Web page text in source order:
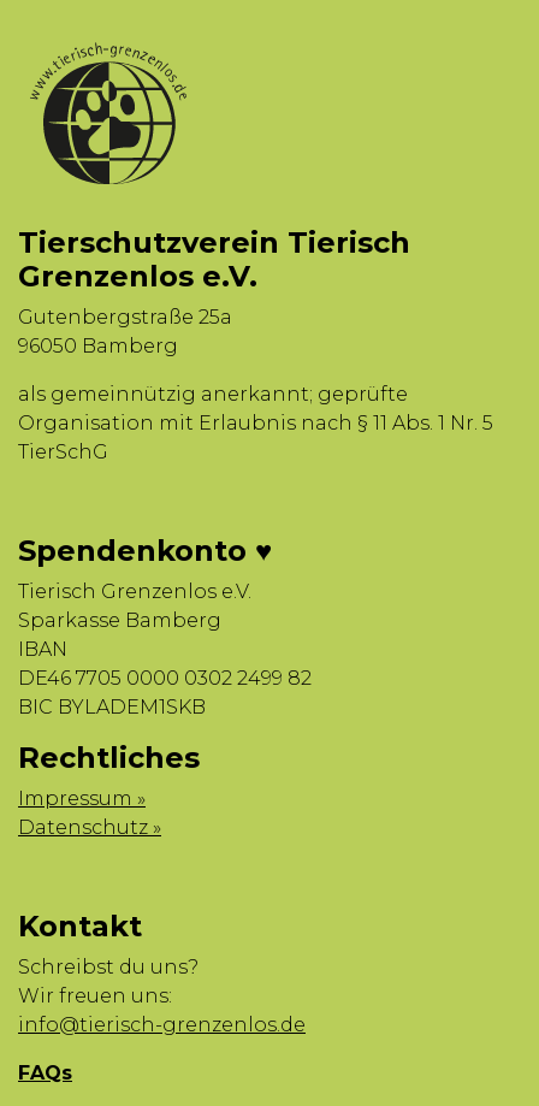
Tierschutzverein Tierisch
Grenzenlos e.V.
Gutenbergstraße 25a
96050 Bamberg
als gemeinnützig anerkannt; geprüfte
Organisation mit Erlaubnis nach § 11 Abs. 1 Nr. 5
TierSchG
Spendenkonto ♥
Tierisch Grenzenlos e.V.
Sparkasse Bamberg
IBAN
DE46 7705 0000 0302 2499 82
BIC BYLADEM1SKB
Rechtliches
Impressum »
Datenschutz »
Kontakt
Schreibst du uns?
Wir freuen uns:
info@tierisch-grenzenlos.de
FAQs